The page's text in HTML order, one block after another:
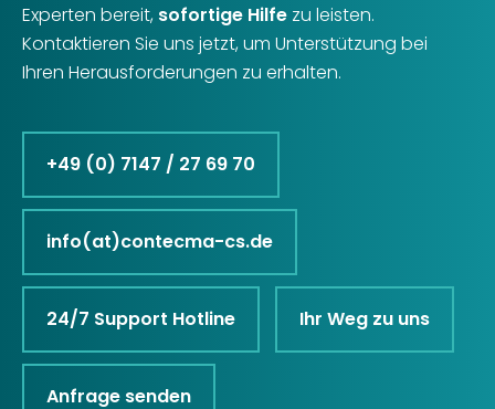
Experten bereit, sofortige Hilfe zu leisten.
Kontaktieren Sie uns jetzt, um Unterstützung bei
Ihren Herausforderungen zu erhalten.
+49 (0) 7147 / 27 69 70
info(at)contecma-cs.de
24/7 Support Hotline Ihr Weg zu uns
Anfrage senden